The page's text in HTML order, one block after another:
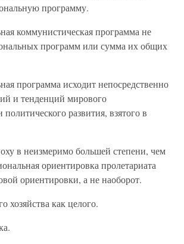
программу.
коммунистическая программа не
программ или сумма их общих
программа исходит непосредственно
и тенденций мирового
политического развития, взятого в
в неизмеримо большей степени, чем
ориентировка пролетариата
ориентировки, а не наоборот.
хозяйства как целого.